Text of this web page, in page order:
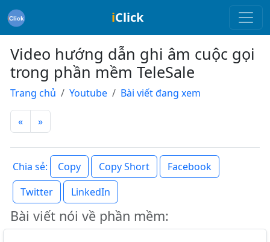
iClick
Video hướng dẫn ghi âm cuộc gọi
trong phần mềm TeleSale
Trang chủ Youtube Bài viết đang xem
« »
Chia sẻ: Copy Copy Short
Facebook
Twitter
LinkedIn
Bài viết nói về phần mềm: